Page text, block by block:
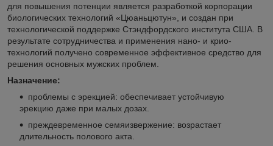
для повышения потенции является разработкой корпорации
биологических технологий «Цюаньцютун», и создан при
технологической поддержке Стэндфордского института США. В
результате сотрудничества и применения нано- и крио-
технологий получено современное эффективное средство для
решения основных мужских проблем.
Назначение:
проблемы с эрекцией: обеспечивает устойчивую
эрекцию даже при малых дозах.
преждевременное семяизвержение: возрастает
длительность полового акта.